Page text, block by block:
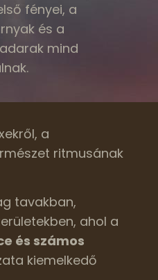
fényei, a
és a
mind
a
ritmusának
tavakban,
ahol a
és számos
kiemelkedő